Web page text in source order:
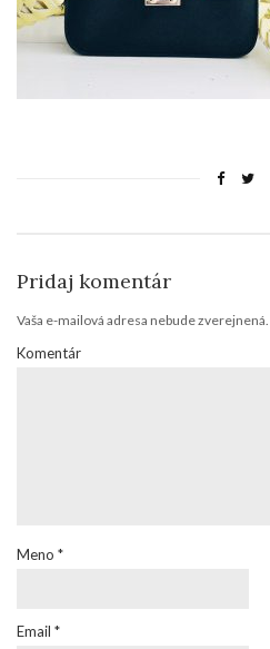
Pridaj komentár
Vaša e-mailová adresa nebude zverejnená.
Komentár
Meno *
Email *